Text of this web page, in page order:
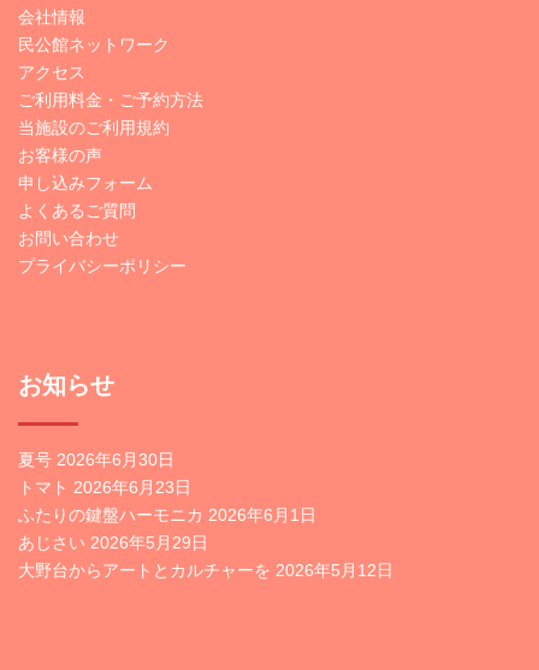
会社情報
民公館ネットワーク
アクセス
ご利用料金・ご予約方法
当施設のご利用規約
お客様の声
申し込みフォーム
よくあるご質問
お問い合わせ
プライバシーポリシー
お知らせ
夏号 2026年6月30日
トマト 2026年6月23日
ふたりの鍵盤ハーモニカ 2026年6月1日
あじさい 2026年5月29日
大野台からアートとカルチャーを 2026年5月12日